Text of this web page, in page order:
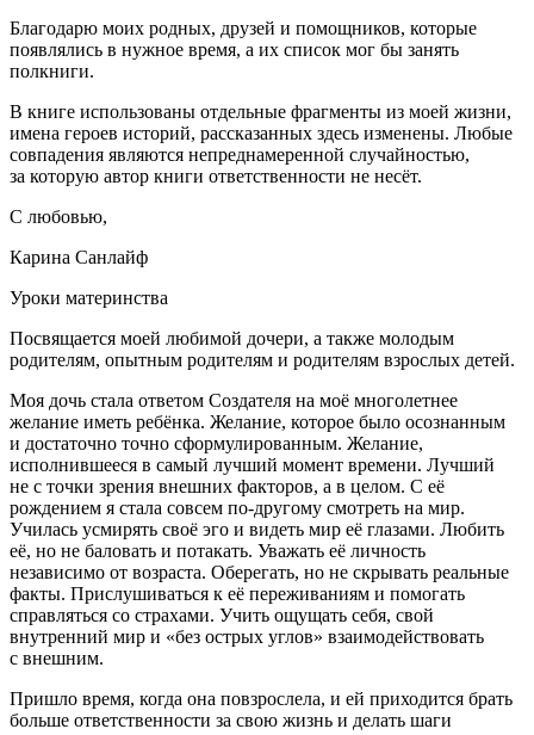
Благодарю моих родных, друзей и помощников, которые
появлялись в нужное время, а их список мог бы занять
полкниги.
В книге использованы отдельные фрагменты из моей жизни,
имена героев историй, рассказанных здесь изменены. Любые
совпадения являются непреднамеренной случайностью,
за которую автор книги ответственности не несёт.
С любовью,
Карина Санлайф
Уроки материнства
Посвящается моей любимой дочери, а также молодым
родителям, опытным родителям и родителям взрослых детей.
Моя дочь стала ответом Создателя на моё многолетнее
желание иметь ребёнка. Желание, которое было осознанным
и достаточно точно сформулированным. Желание,
исполнившееся в самый лучший момент времени. Лучший
не с точки зрения внешних факторов, а в целом. С её
рождением я стала совсем по-другому смотреть на мир.
Училась усмирять своё эго и видеть мир её глазами. Любить
её, но не баловать и потакать. Уважать её личность
независимо от возраста. Оберегать, но не скрывать реальные
факты. Прислушиваться к её переживаниям и помогать
справляться со страхами. Учить ощущать себя, свой
внутренний мир и «без острых углов» взаимодействовать
с внешним.
Пришло время, когда она повзрослела, и ей приходится брать
больше ответственности за свою жизнь и делать шаги